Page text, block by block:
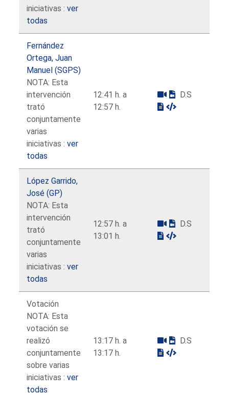
iniciativas :ver
todas
Fernández
Ortega, Juan
Manuel (SGPS)
NOTA: Esta
intervención
trató
conjuntamente
varias
iniciativas :ver
todas
12:41 h. a
12:57 h.
D.S
López Garrido,
José (GP)
NOTA: Esta
intervención
trató
conjuntamente
varias
iniciativas :ver
todas
12:57 h. a
13:01 h.
D.S
Votación
NOTA: Esta
votación se
realizó
conjuntamente
sobre varias
iniciativas :ver
todas
13:17 h. a
13:17 h.
D.S